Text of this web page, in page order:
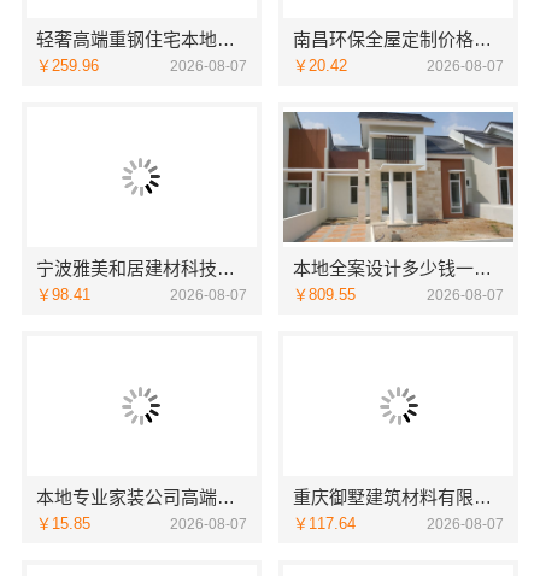
轻奢高端重钢住宅本地维保，云南晟构建筑建材有限公司贴心服务
￥259.96 2026-08-07
南昌环保全屋定制价格，江西尚宅尚品新型环保材料有限公司
￥20.42 2026-08-07
宁波雅美和居建材科技有限公司|匠心施工家装施工对接渠道
￥98.41 2026-08-07
本地全案设计多少钱一平售后无忧，湖南创益讯建筑有限公司
￥809.55 2026-08-07
本地专业家装公司高端，嘉兴绿色之家建材科技有限公司
￥15.85 2026-08-07
重庆御墅建筑材料有限公司本地免拆模板多少钱一平
￥117.64 2026-08-07